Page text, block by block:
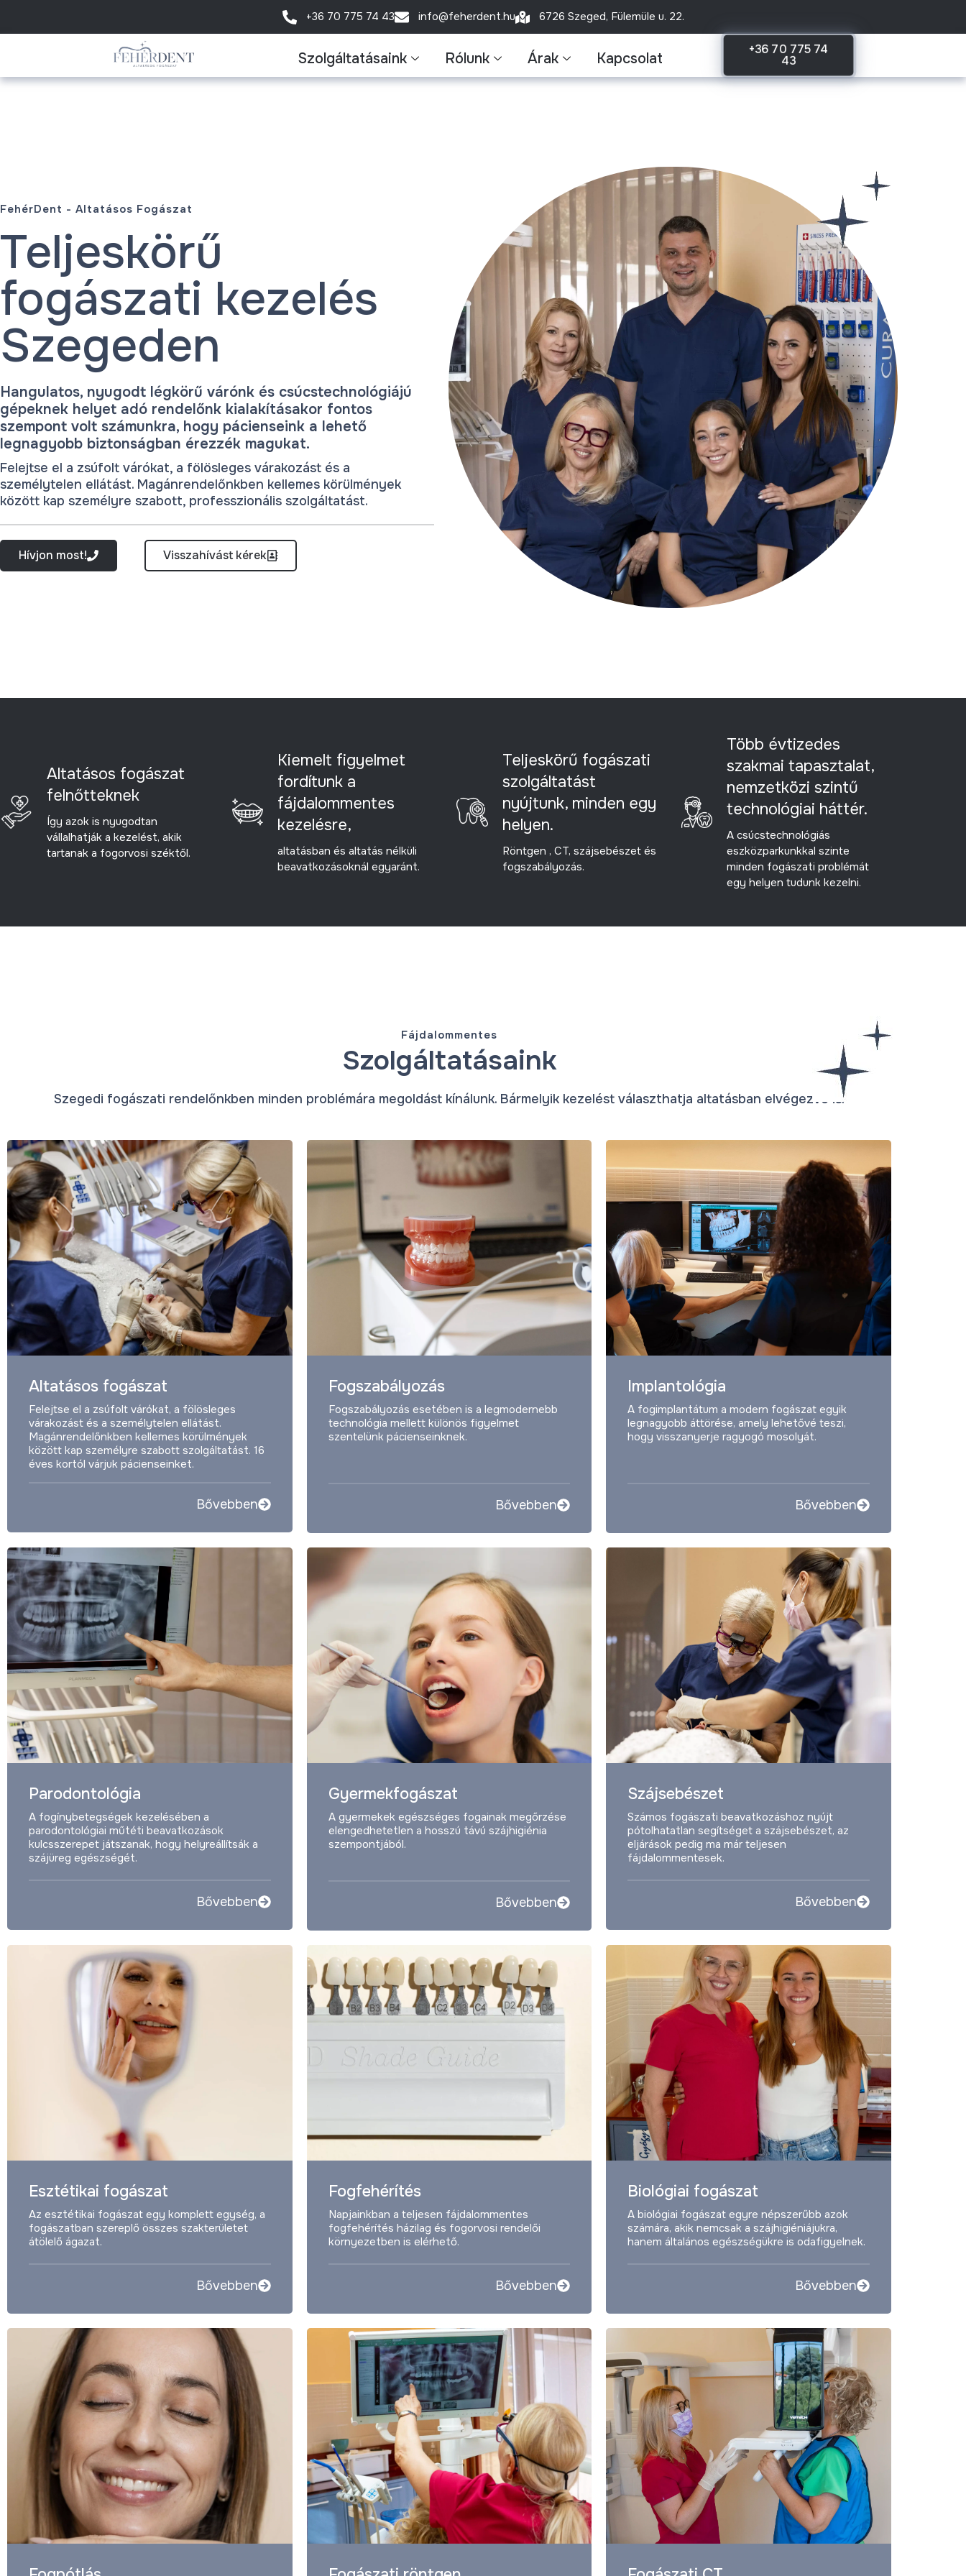
+36 70 775 74 43 info@feherdent.hu 6726 Szeged, Fülemüle u. 22.
Szolgáltatásaink Rólunk Árak Kapcsolat
+36 70 775 74
43
FehérDent - Altatásos Fogászat
Teljeskörű
fogászati kezelés
Szegeden
Hangulatos, nyugodt légkörű várónk és csúcstechnológiájú
gépeknek helyet adó rendelőnk kialakításakor fontos
szempont volt számunkra, hogy pácienseink a lehető
legnagyobb biztonságban érezzék magukat.
Felejtse el a zsúfolt várókat, a fölösleges várakozást és a
személytelen ellátást. Magánrendelőnkben kellemes körülmények
között kap személyre szabott, professzionális szolgáltatást.
Hívjon most! Visszahívást kérek
Altatásos fogászat
felnőtteknek
Így azok is nyugodtan
vállalhatják a kezelést, akik
tartanak a fogorvosi széktől.
Kiemelt figyelmet
fordítunk a
fájdalommentes
kezelésre,
altatásban és altatás nélküli
beavatkozásoknál egyaránt.
Teljeskörű fogászati
szolgáltatást
nyújtunk, minden egy
helyen.
Röntgen , CT, szájsebészet és
fogszabályozás.
Több évtizedes
szakmai tapasztalat,
nemzetközi szintű
technológiai háttér.
A csúcstechnológiás
eszközparkunkkal szinte
minden fogászati problémát
egy helyen tudunk kezelni.
Fájdalommentes
Szolgáltatásaink
Szegedi fogászati rendelőnkben minden problémára megoldást kínálunk. Bármelyik kezelést választhatja altatásban elvégezve is.
Altatásos fogászat
Felejtse el a zsúfolt várókat, a fölösleges
várakozást és a személytelen ellátást.
Magánrendelőnkben kellemes körülmények
között kap személyre szabott szolgáltatást. 16
éves kortól várjuk pácienseinket.
Bővebben
Fogszabályozás
Fogszabályozás esetében is a legmodernebb
technológia mellett különös figyelmet
szentelünk pácienseinknek.
Bővebben
Implantológia
A fogimplantátum a modern fogászat egyik
legnagyobb áttörése, amely lehetővé teszi,
hogy visszanyerje ragyogó mosolyát.
Bővebben
Parodontológia
A fogínybetegségek kezelésében a
parodontológiai műtéti beavatkozások
kulcsszerepet játszanak, hogy helyreállítsák a
szájüreg egészségét.
Bővebben
Gyermekfogászat
A gyermekek egészséges fogainak megőrzése
elengedhetetlen a hosszú távú szájhigiénia
szempontjából.
Bővebben
Szájsebészet
Számos fogászati beavatkozáshoz nyújt
pótolhatatlan segítséget a szájsebészet, az
eljárások pedig ma már teljesen
fájdalommentesek.
Bővebben
Esztétikai fogászat
Az esztétikai fogászat egy komplett egység, a
fogászatban szereplő összes szakterületet
átölelő ágazat.
Bővebben
Fogfehérítés
Napjainkban a teljesen fájdalommentes
fogfehérítés házilag és fogorvosi rendelői
környezetben is elérhető.
Bővebben
Biológiai fogászat
A biológiai fogászat egyre népszerűbb azok
számára, akik nemcsak a szájhigiéniájukra,
hanem általános egészségükre is odafigyelnek.
Bővebben